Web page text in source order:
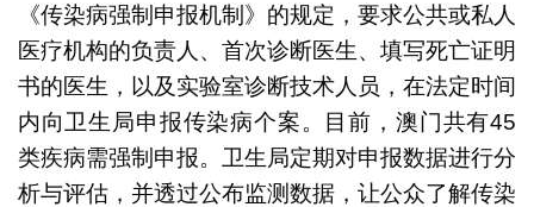
《传染病强制申报机制》的规定，要求公共或私人
医疗机构的负责人、首次诊断医生、填写死亡证明
书的医生，以及实验室诊断技术人员，在法定时间
内向卫生局申报传染病个案。目前，澳门共有45
类疾病需强制申报。卫生局定期对申报数据进行分
析与评估，并透过公布监测数据，让公众了解传染